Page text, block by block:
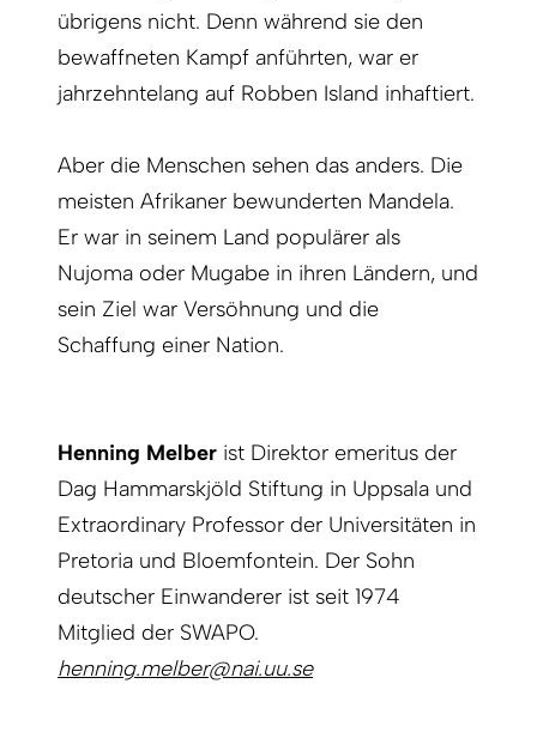
übrigens nicht. Denn während sie den
bewaffneten Kampf anführten, war er
jahrzehntelang auf Robben Island inhaftiert.
Aber die Menschen sehen das anders. Die
meisten Afrikaner bewunderten Mandela.
Er war in seinem Land populärer als
Nujoma oder Mugabe in ihren Ländern, und
sein Ziel war Versöhnung und die
Schaffung einer Nation.
Henning Melber ist Direktor emeritus der
Dag Hammarskjöld Stiftung in Uppsala und
Extraordinary Professor der Universitäten in
Pretoria und Bloemfontein. Der Sohn
deutscher Einwanderer ist seit 1974
Mitglied der SWAPO.
henning.melber@nai.uu.se